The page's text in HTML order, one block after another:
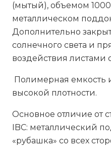
(мытый), объемом
металлическом
Дополнительно
солнечного света и
воздействия листами
Полимерная емкость
высокой плотности.
Основное отличие от
IBC: металлический
«рубашка» со всех